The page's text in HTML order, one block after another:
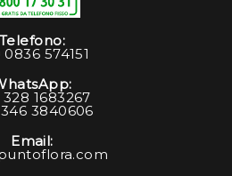
Telefono:
0836 574151
328 1683267
3840606
Email: